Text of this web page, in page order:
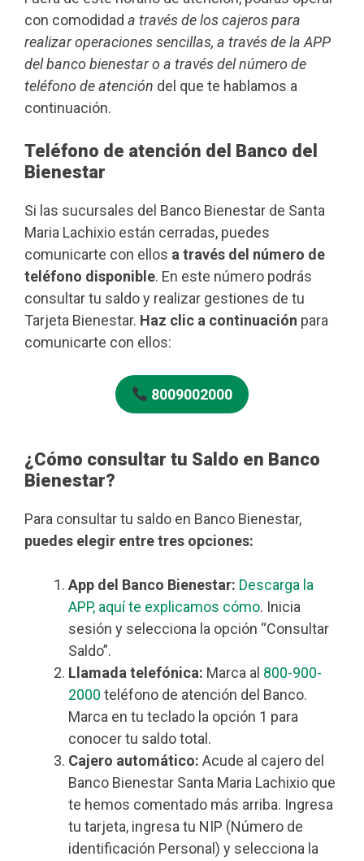
con comodidad a través de los cajeros para
realizar operaciones sencillas, a través de la APP
del banco bienestar o a través del número de
teléfono de atención del que te hablamos a
continuación.
Teléfono de atención del Banco del
Bienestar
Si las sucursales del Banco Bienestar de Santa
Maria Lachixio están cerradas, puedes
comunicarte con ellos a través del número de
teléfono disponible. En este número podrás
consultar tu saldo y realizar gestiones de tu
Tarjeta Bienestar. Haz clic a continuación para
comunicarte con ellos:
8009002000
¿Cómo consultar tu Saldo en Banco
Bienestar?
Para consultar tu saldo en Banco Bienestar,
puedes elegir entre tres opciones:
App del Banco Bienestar: Descarga la
APP, aquí te explicamos cómo. Inicia
sesión y selecciona la opción “Consultar
Saldo”.
Llamada telefónica: Marca al 800-900-
2000 teléfono de atención del Banco.
Marca en tu teclado la opción 1 para
conocer tu saldo total.
Cajero automático: Acude al cajero del
Banco Bienestar Santa Maria Lachixio que
te hemos comentado más arriba. Ingresa
tu tarjeta, ingresa tu NIP (Número de
identificación Personal) y selecciona la